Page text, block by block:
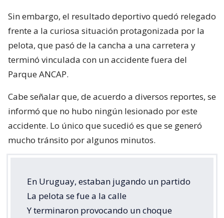
Sin embargo, el resultado deportivo quedó relegado
frente a la curiosa situación protagonizada por la
pelota, que pasó de la cancha a una carretera y
terminó vinculada con un accidente fuera del
Parque ANCAP.
Cabe señalar que, de acuerdo a diversos reportes, se
informó que no hubo ningún lesionado por este
accidente. Lo único que sucedió es que se generó
mucho tránsito por algunos minutos.
En Uruguay, estaban jugando un partido
La pelota se fue a la calle
Y terminaron provocando un choque